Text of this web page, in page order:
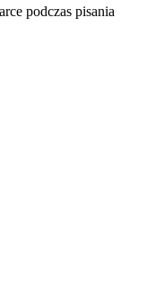
podczas pisania